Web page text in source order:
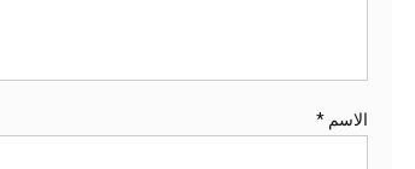
الاسم *